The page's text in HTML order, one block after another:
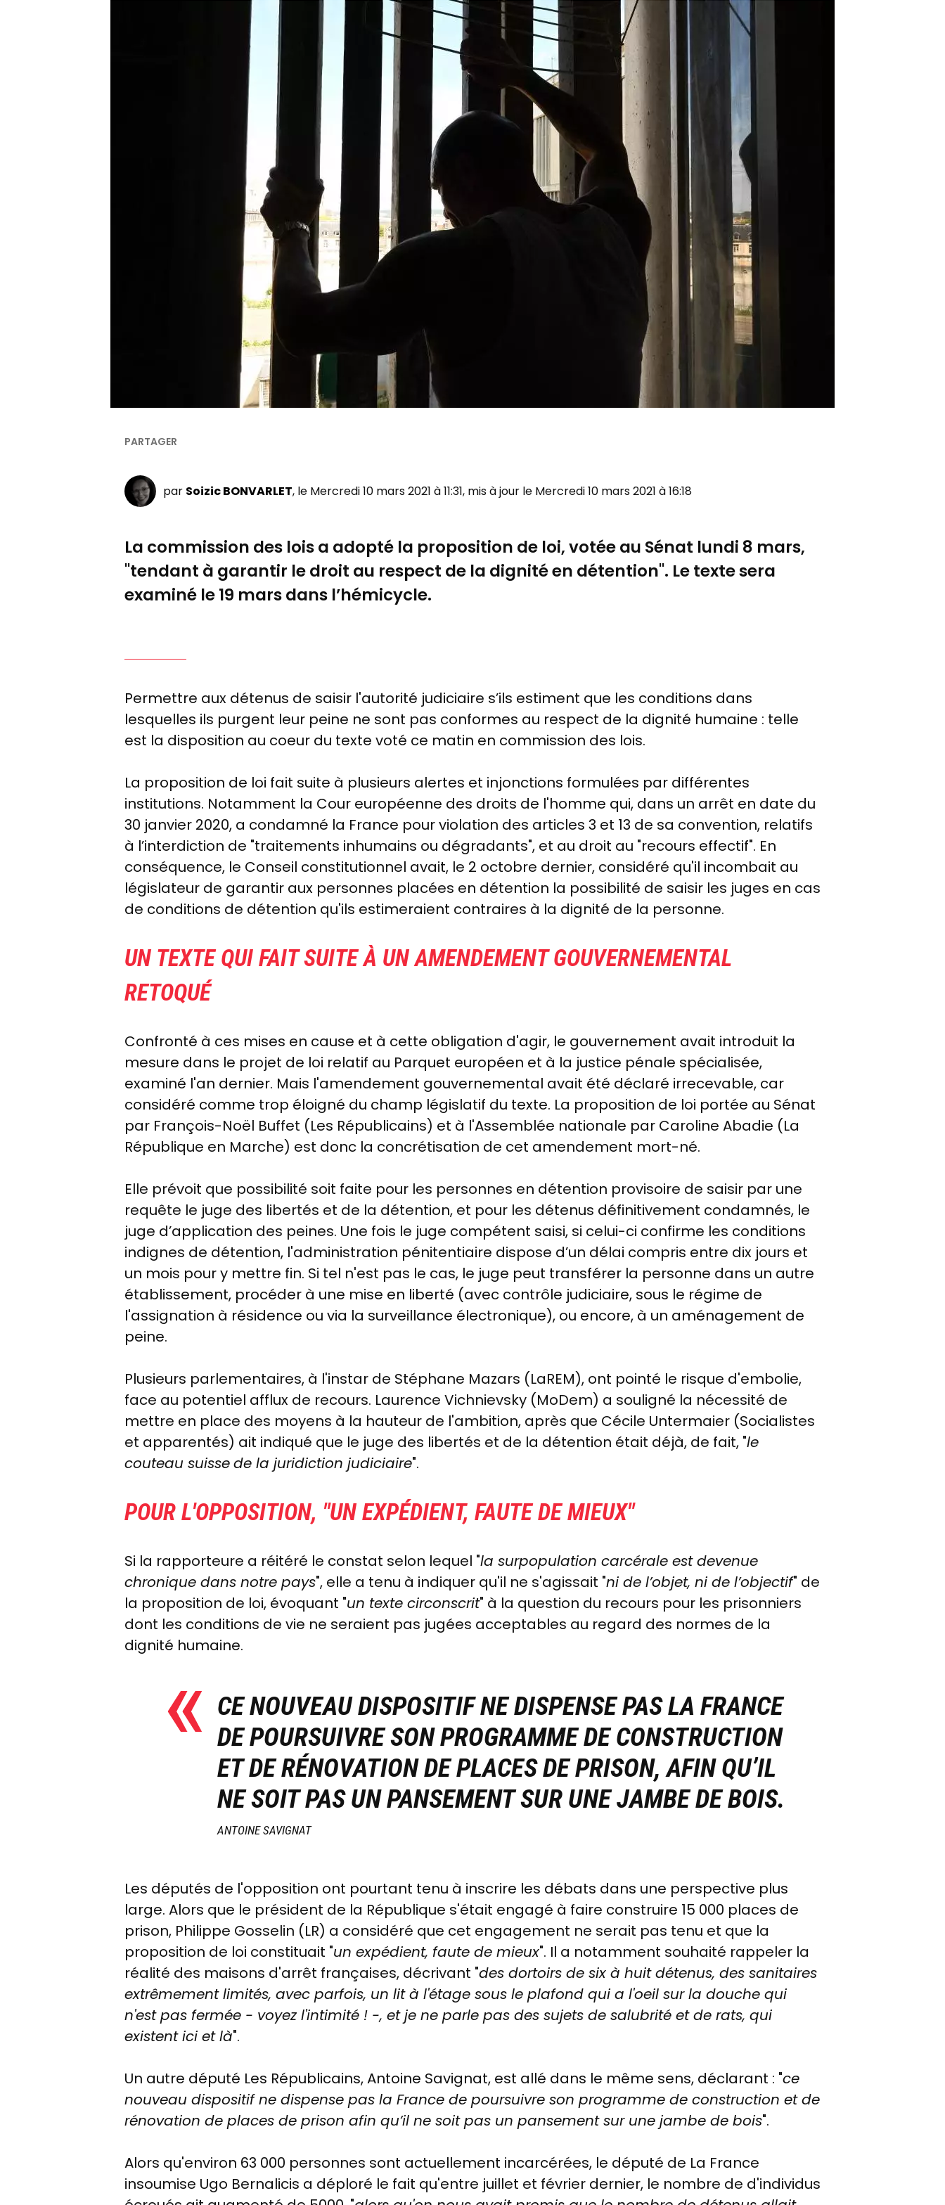
par Soizic BONVARLET, le Mercredi 10 mars 2021 à 11:31, mis à jour le Mercredi 10 mars 2021 à 16:18
La commission des lois a adopté la proposition de loi, votée au Sénat lundi 8 mars,
"tendant à garantir le droit au respect de la dignité en détention". Le texte sera
examiné le 19 mars dans l’hémicycle.
Permettre aux détenus de saisir l'autorité judiciaire s’ils estiment que les conditions dans
lesquelles ils purgent leur peine ne sont pas conformes au respect de la dignité humaine : telle
est la disposition au coeur du texte voté ce matin en commission des lois.
La proposition de loi fait suite à plusieurs alertes et injonctions formulées par différentes
institutions. Notamment la Cour européenne des droits de l'homme qui, dans un arrêt en date du
30 janvier 2020, a condamné la France pour violation des articles 3 et 13 de sa convention, relatifs
à l’interdiction de "traitements inhumains ou dégradants", et au droit au "recours effectif". En
conséquence, le Conseil constitutionnel avait, le 2 octobre dernier, considéré qu'il incombait au
législateur de garantir aux personnes placées en détention la possibilité de saisir les juges en cas
de conditions de détention qu'ils estimeraient contraires à la dignité de la personne.
UN TEXTE QUI FAIT SUITE À UN AMENDEMENT GOUVERNEMENTAL
RETOQUÉ
Confronté à ces mises en cause et à cette obligation d'agir, le gouvernement avait introduit la
mesure dans le projet de loi relatif au Parquet européen et à la justice pénale spécialisée,
examiné l'an dernier. Mais l'amendement gouvernemental avait été déclaré irrecevable, car
considéré comme trop éloigné du champ législatif du texte. La proposition de loi portée au Sénat
par François-Noël Buffet (Les Républicains) et à l'Assemblée nationale par Caroline Abadie (La
République en Marche) est donc la concrétisation de cet amendement mort-né.
Elle prévoit que possibilité soit faite pour les personnes en détention provisoire de saisir par une
requête le juge des libertés et de la détention, et pour les détenus définitivement condamnés, le
juge d’application des peines. Une fois le juge compétent saisi, si celui-ci confirme les conditions
indignes de détention, l'administration pénitentiaire dispose d’un délai compris entre dix jours et
un mois pour y mettre fin. Si tel n'est pas le cas, le juge peut transférer la personne dans un autre
établissement, procéder à une mise en liberté (avec contrôle judiciaire, sous le régime de
l'assignation à résidence ou via la surveillance électronique), ou encore, à un aménagement de
peine.
Plusieurs parlementaires, à l'instar de Stéphane Mazars (LaREM), ont pointé le risque d'embolie,
face au potentiel afflux de recours. Laurence Vichnievsky (MoDem) a souligné la nécessité de
mettre en place des moyens à la hauteur de l'ambition, après que Cécile Untermaier (Socialistes
et apparentés) ait indiqué que le juge des libertés et de la détention était déjà, de fait, "le
couteau suissede la juridiction judiciaire".
POUR L'OPPOSITION, "UN EXPÉDIENT, FAUTE DE MIEUX"
Si la rapporteure a réitéré le constat selon lequel "la surpopulation carcérale est devenue
chronique dans notre pays", elle a tenu à indiquer qu'il ne s'agissait "ni de l’objet, ni de l’objectif" de
la proposition de loi, évoquant "un texte circonscrit" à la question du recours pour les prisonniers
dont les conditions de vie ne seraient pas jugées acceptables au regard des normes de la
dignité humaine.
CE NOUVEAU DISPOSITIF NE DISPENSE PAS LA FRANCE
DE POURSUIVRE SON PROGRAMME DE CONSTRUCTION
ET DE RÉNOVATION DE PLACES DE PRISON, AFIN QU’IL
NE SOIT PAS UN PANSEMENT SUR UNE JAMBE DE BOIS.
ANTOINE SAVIGNAT
Les députés de l'opposition ont pourtant tenu à inscrire les débats dans une perspective plus
large. Alors que le président de la République s'était engagé à faire construire 15 000 places de
prison, Philippe Gosselin (LR) a considéré que cet engagement ne serait pas tenu et que la
proposition de loi constituait "un expédient, faute de mieux". Il a notamment souhaité rappeler la
réalité des maisons d'arrêt françaises, décrivant "des dortoirs de six à huit détenus, des sanitaires
extrêmement limités, avec parfois, un lit à l'étage sous le plafond qui a l'oeil sur la douche qui
n'est pas fermée - voyez l'intimité ! -, et je ne parle pas des sujets de salubrité et de rats, qui
existent ici et là".
Un autre député Les Républicains, Antoine Savignat, est allé dans le même sens, déclarant : "ce
nouveau dispositif ne dispense pas la France de poursuivre son programme de construction et de
rénovation de places de prison afin qu’il ne soit pas un pansement sur une jambe de bois".
Alors qu'environ 63 000 personnes sont actuellement incarcérées, le député de La France
insoumise Ugo Bernalicis a déploré le fait qu'entre juillet et février dernier, le nombre de d'individus